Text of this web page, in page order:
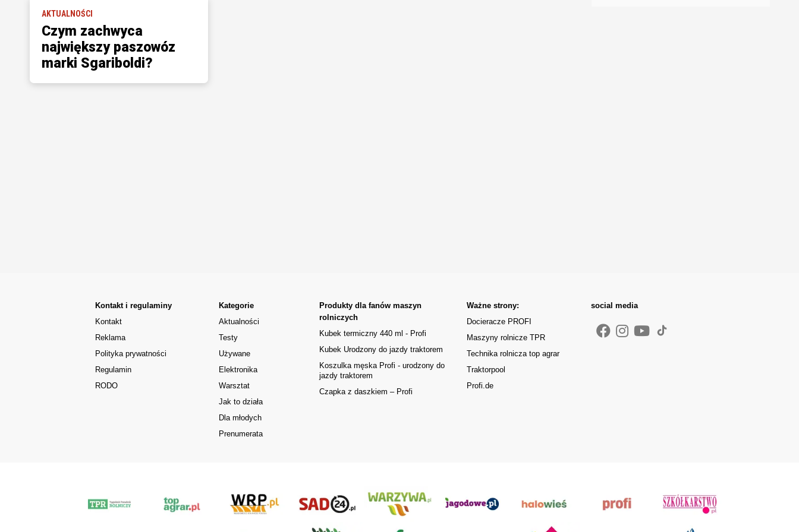
AKTUALNOŚCI
Czym zachwyca
największy paszowóz
marki Sgariboldi?
Kontakt i regulaminy
Kontakt
Reklama
Polityka prywatności
Regulamin
RODO
Kategorie
Aktualności
Testy
Używane
Elektronika
Warsztat
Jak to działa
Dla młodych
Prenumerata
Produkty dla fanów maszyn
rolniczych
Kubek termiczny 440 ml - Profi
Kubek Urodzony do jazdy traktorem
Koszulka męska Profi - urodzony do
jazdy traktorem
Czapka z daszkiem – Profi
Ważne strony:
Docieracze PROFI
Maszyny rolnicze TPR
Technika rolnicza top agrar
Traktorpool
Profi.de
social media